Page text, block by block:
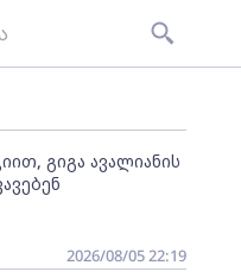
გიგა ავალიანის
2026/08/05 22:19